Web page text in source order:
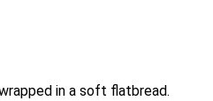
in a soft flatbread.